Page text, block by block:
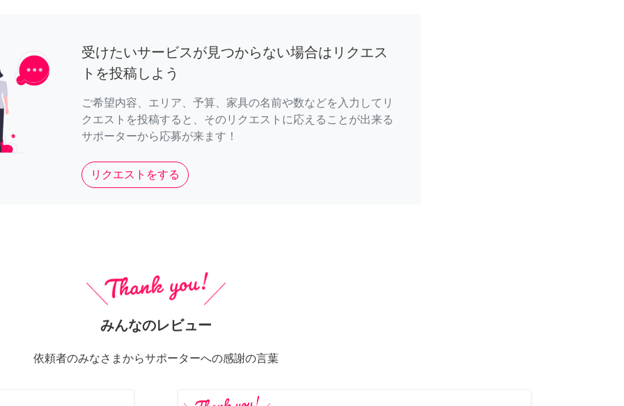
受けたいサービスが見つからない場合はリクエス
トを投稿しよう
ご希望内容、エリア、予算、家具の名前や数などを入力してリ
クエストを投稿すると、そのリクエストに応えることが出来る
サポーターから応募が来ます！
リクエストをする
みんなのレビュー
依頼者のみなさまからサポーターへの感謝の言葉